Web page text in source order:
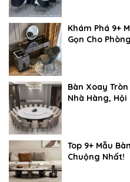
Khám Phá 9+
Gọn Cho
Bàn Xoay
Nhà Hàng, Hội
Top 9+ Mẫu
Chuộng Nhất!